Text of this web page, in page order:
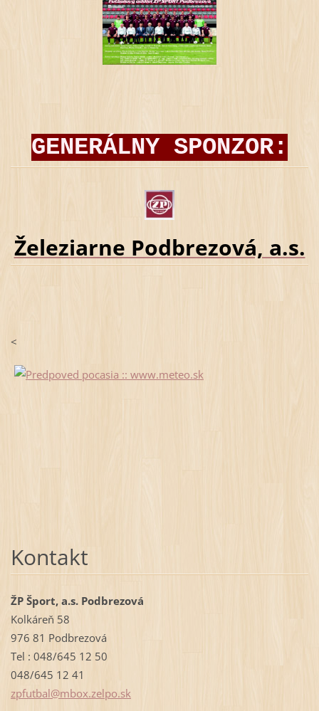
GENERÁLNY SPONZOR:
Železiarne Podbrezová, a.s.
<
Kontakt
ŽP Šport, a.s. Podbrezová
Kolkáreň 58
976 81 Podbrezová
Tel : 048/645 12 50
048/645 12 41
zpfutbal@mbox.zelpo.sk